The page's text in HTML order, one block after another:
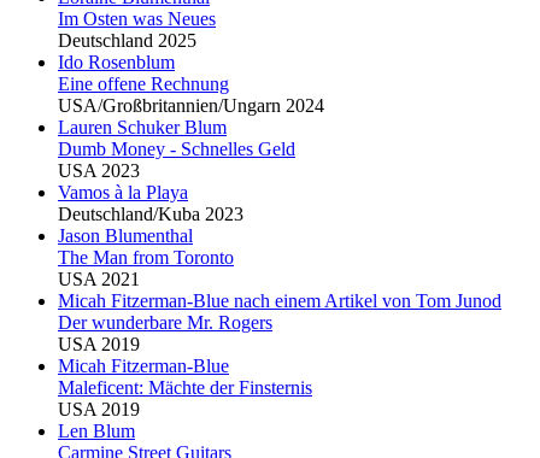
Im Osten was Neues
Deutschland 2025
Ido Rosenblum
Eine offene Rechnung
USA/Großbritannien/Ungarn 2024
Lauren SchukerBlum
Dumb Money - Schnelles Geld
USA 2023
Vamos à la Playa
Deutschland/Kuba 2023
Jason Blumenthal
The Man from Toronto
USA 2021
Micah Fitzerman-Blue nach einem Artikel von Tom Junod
Der wunderbare Mr. Rogers
USA 2019
Micah Fitzerman-Blue
Maleficent: Mächte der Finsternis
USA 2019
Len Blum
Carmine Street Guitars